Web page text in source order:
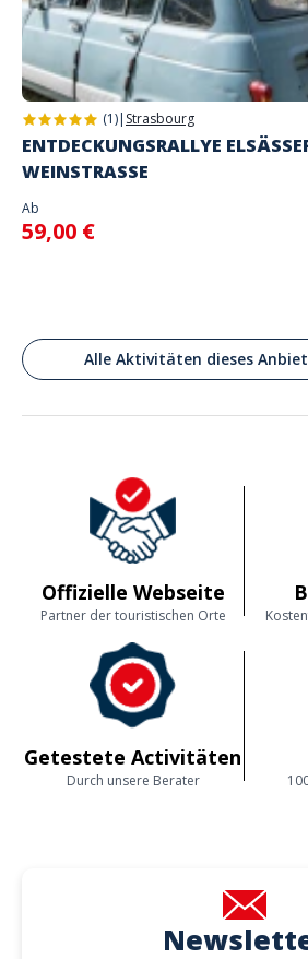
Adresse
Quai Georges Simenon, La Rochelle, France
(1)| Strasbourg
ENTDECKUNGSRALLYE
WEINSTRASSE
Ab
59,00 €
Alle Aktivitäten dieses
Offizielle Webseite
Partner der touristischen Orte
Getestete Activitäten
Durch unsere Berater